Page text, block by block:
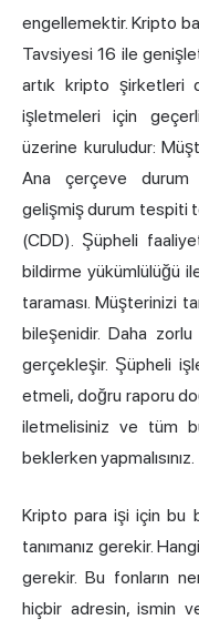
engellemektir. Kripto
Tavsiyesi 16 ile
artık kripto şirketleri
işletmeleri için
üzerine kuruludur:
Ana çerçeve durum
gelişmiş durum tespiti
(CDD). Şüpheli
bildirme yükümlülüğü
taraması. Müşterinizi
bileşenidir. Daha
gerçekleşir. Şüpheli
etmeli, doğru raporu
iletmelisiniz ve tüm
beklerken yapmalısınız.
Kripto para işi için bu
tanımanız gerekir.
gerekir. Bu fonların
hiçbir adresin, ismin